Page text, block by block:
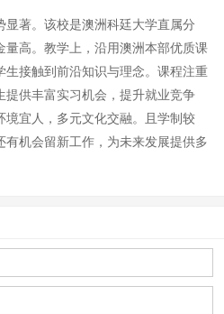
显著。该校是澳洲科廷大学直属分
量高。教学上，沿用澳洲本部优质课
生接触到前沿知识与理念。课程注重
提供丰富实习机会，提升就业竞争
境宜人，多元文化交融。且学制较
有机会留新工作，为未来发展提供多